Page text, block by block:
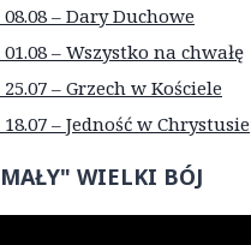
– Dary Duchowe
– Wszystko na chwałę
– Grzech w Kościele
– Jedność w Chrystusie
WIELKI BÓJ